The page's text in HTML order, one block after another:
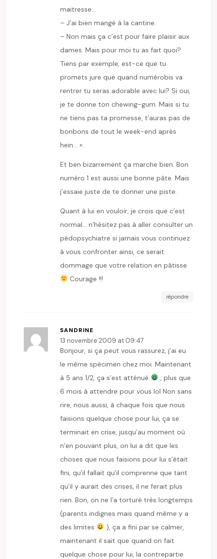
maitresse…
– J’ai bien mangé à la cantine.
– Non mais ça c’est pour faire plaisir aux
dames. Mais pour moi tu as fait quoi?
Tiens par exemple, est-ce que tu
promets jure que quand numérobis va
rentrer tu seras adorable avec lui? Si oui,
je te donne ton chewing-gum. Mais si tu
ne tiens pas ta promesse, t’auras pas de
bonbons de tout le week-end après
hein… ».
Et ben bizarrement ça marche bien. Bon
numéro 1 est aussi une bonne pâte. Mais
j’essaie juste de te donner une piste.
Quant à lui en vouloir, je crois que c’est
normal… n’hésitez pas à aller consulter un
pédopsychiatre si jamais vous continuez
à vous confronter ainsi, ce serait
dommage que votre relation en pâtisse
Courage !!!
répondre
SANDRINE
13 novembre 2009 at 09:47
Bonjour, si ça peut vous rassurez, j’ai eu
le même spécimen chez moi. Maintenant
à 5 ans 1/2, ça s’est atténué
, plus que
6 mois à attendre pour vous lol Non sans
rire, nous aussi, à chaque fois que nous
faisions quelque chose pour lui, ça se
terminait en crise, jusqu’au moment où
n’en pouvant plus, on lui a dit que les
choses que nous faisions pour lui s’était
fini, qu’il fallait qu’il comprenne que tant
qu’il y aurait des crises, il ne ferait plus
rien. Bon, on ne l’a torturé très longtemps
(parents indignes mais quand même y a
des limites
), ça a fini par se calmer,
maintenant il sait que quand on fait
quelque chose pour lui, la contrepartie